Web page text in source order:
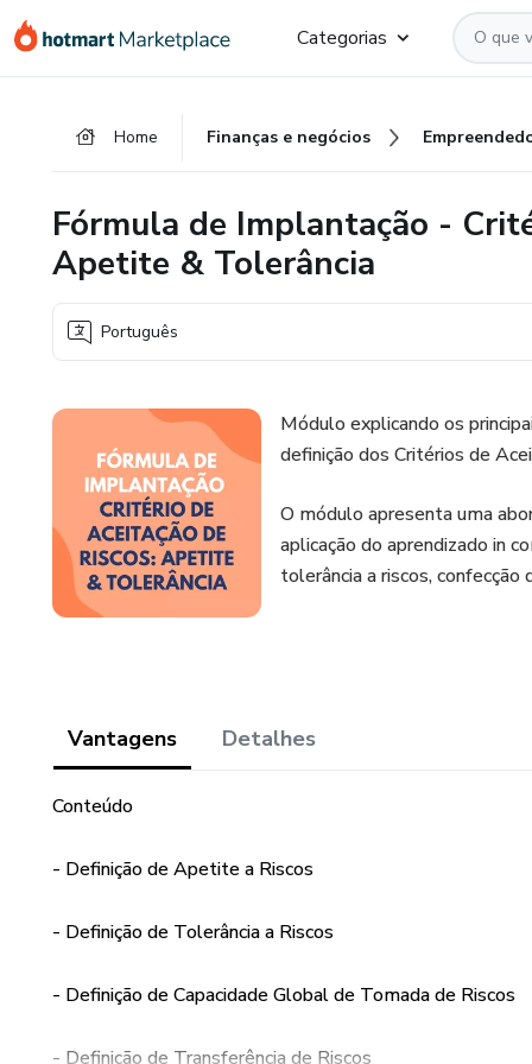
para
para
para
Categorias
Home Finanças e negócios
Fórmula de Implantação -
Apetite & Tolerância
Português
Módulo explicando os
definição dos Critérios de
O módulo apresenta uma
aplicação do aprendizado in
tolerância a riscos,
Vantagens Detalhes
Conteúdo
- Definição de Apetite a Riscos
- Definição de Tolerância a Riscos
- Definição de Capacidade Global de Tomada de Riscos
- Definição de Transferência de Riscos